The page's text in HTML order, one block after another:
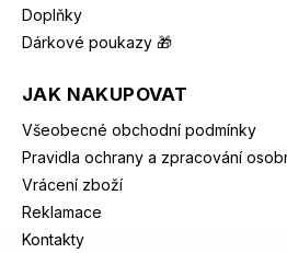
Doplňky
Dárkové poukazy 🎁
JAK NAKUPOVAT
Všeobecné obchodní podmínky
Pravidla ochrany a zpracování
Vrácení zboží
Reklamace
Kontakty